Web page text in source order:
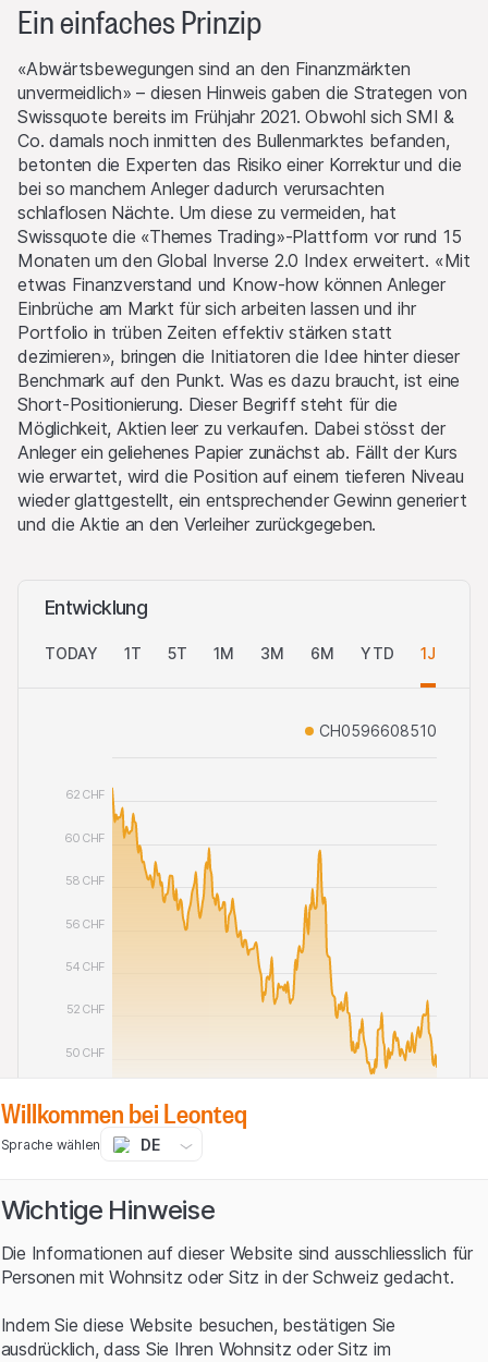
Ein einfaches Prinzip
«Abwärtsbewegungen sind an den Finanzmärkten
unvermeidlich» – diesen Hinweis gaben die Strategen von
Swissquote bereits im Frühjahr 2021. Obwohl sich SMI &
Co. damals noch inmitten des Bullenmarktes befanden,
betonten die Experten das Risiko einer Korrektur und die
bei so manchem Anleger dadurch verursachten
schlaflosen Nächte. Um diese zu vermeiden, hat
Swissquote die «Themes Trading»-Plattform vor rund 15
Monaten um den Global Inverse 2.0 Index erweitert. «Mit
etwas Finanzverstand und Know-how können Anleger
Einbrüche am Markt für sich arbeiten lassen und ihr
Portfolio in trüben Zeiten effektiv stärken statt
dezimieren», bringen die Initiatoren die Idee hinter dieser
Benchmark auf den Punkt. Was es dazu braucht, ist eine
Short-Positionierung. Dieser Begriff steht für die
Möglichkeit, Aktien leer zu verkaufen. Dabei stösst der
Anleger ein geliehenes Papier zunächst ab. Fällt der Kurs
wie erwartet, wird die Position auf einem tieferen Niveau
wieder glattgestellt, ein entsprechender Gewinn generiert
und die Aktie an den Verleiher zurückgegeben.
Entwicklung
TODAY 1T 5T 1M 3M 6M YTD 1J
CH0596608510
Oct '25 2025 Jan '26 2026
50 CHF
52 CHF
54 CHF
56 CHF
58 CHF
60 CHF
62 CHF
Diversifiziertes Short-Investment
Obwohl Swissquote für den Global Inverse 2.0 Index
keine einzelnen Short-Engagements eingeht, setzt die
fallende Notierungen. Möglich machen dies so genannte
Short-ETFs. Passive Fonds dieser Bauart folgen einem
Willkommen bei Leonteq
Sprache wählen DE
Wichtige Hinweise
Die Informationen auf dieser Website sind ausschliesslich für
Personen mit Wohnsitz oder Sitz in der Schweiz gedacht.
Indem Sie diese Website besuchen, bestätigen Sie
ausdrücklich, dass Sie Ihren Wohnsitz oder Sitz im